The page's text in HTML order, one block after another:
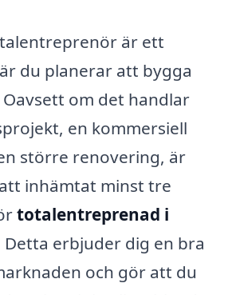
är ett
du planerar att bygga
om det handlar
en kommersiell
större renovering, är
inhämtat minst tre
totalentreprenad i
Detta erbjuder dig en bra
och gör att du